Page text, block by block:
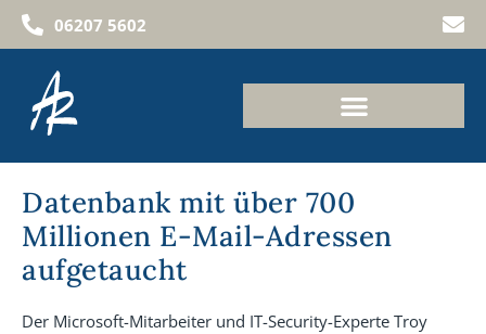
06207 5602
Datenbank mit über 700
Millionen E-Mail-Adressen
aufgetaucht
Der Microsoft-Mitarbeiter und IT-Security-Experte Troy